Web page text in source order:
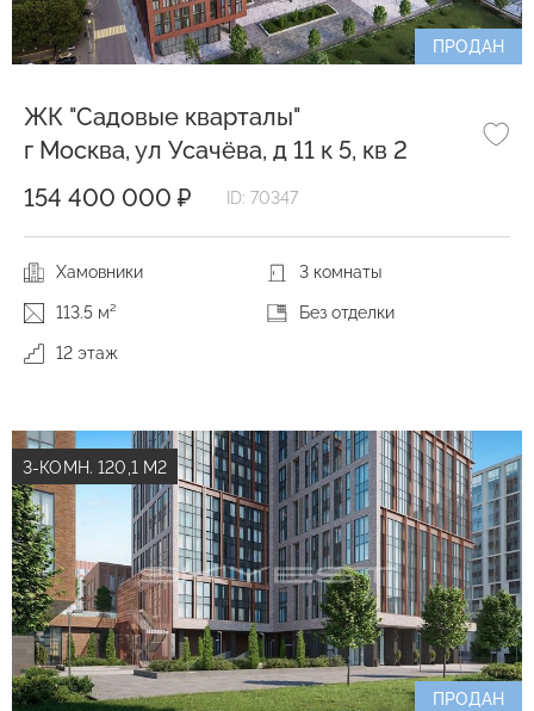
ПРОДАН
ЖК "Садовые кварталы"
г Москва, ул Усачёва, д 11 к 5, кв 2
154 400 000 ₽
ID: 70347
Хамовники 3 комнаты
113.5 м² Без отделки
12 этаж
3-КОМН. 120,1 М2
ПРОДАН